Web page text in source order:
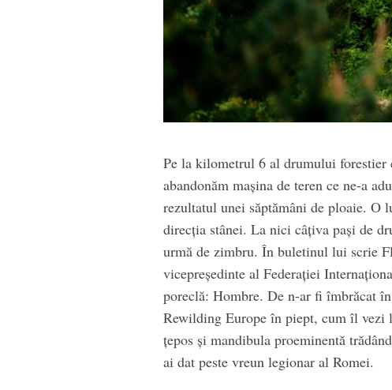
Pe la kilometrul 6 al drumului forestier
abandonăm mașina de teren ce ne-a
rezultatul unei săptămâni de ploaie. O
direcția stânei. La nici câțiva pași de
urmă de zimbru. În buletinul lui scrie
vicepreședinte al Federației
poreclă: Hombre. De n-ar fi îmbrăcat
Rewilding Europe în piept, cum îl vezi
țepos și mandibula proeminentă
ai dat peste vreun legionar al Romei.